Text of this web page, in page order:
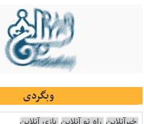
وبگردی